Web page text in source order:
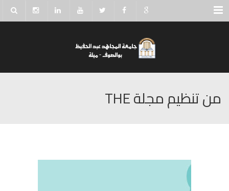
Menu
من تنظيم مجلة THE